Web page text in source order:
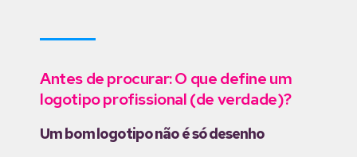
Antes de procurar: O que define um
logotipo profissional (de verdade)?
Um bom logotipo não é só desenho